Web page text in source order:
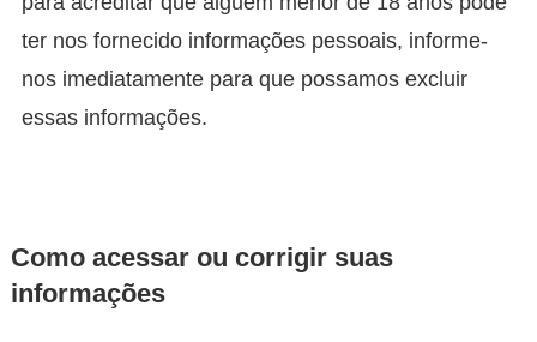
ter nos fornecido informações pessoais, informe-
nos imediatamente para que possamos excluir
essas informações.
Como acessar ou corrigir suas
informações